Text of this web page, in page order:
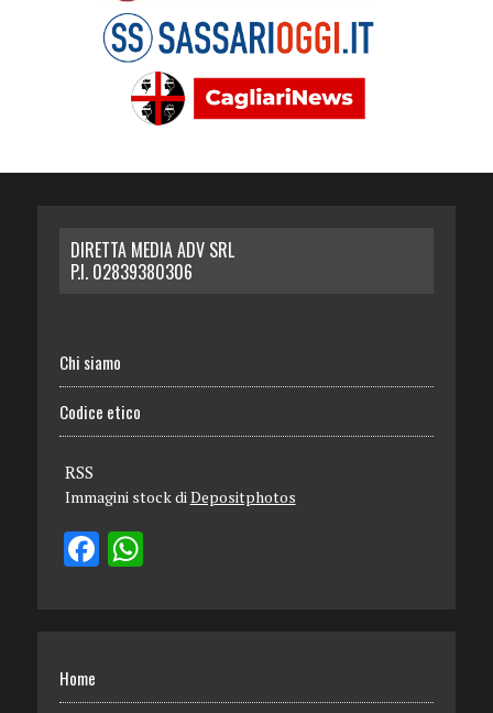
DIRETTA MEDIA ADV SRL
P.I. 02839380306
Chi siamo
Codice etico
RSS
Immagini stock di Depositphotos
Home